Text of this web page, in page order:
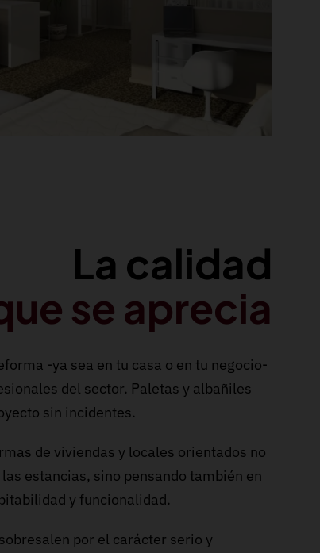
La calidad
se aprecia
-ya sea en tu casa o en tu negocio-
del sector. Paletas y albañiles
sin incidentes.
de viviendas y locales orientados no
estancias, sino pensando también en
y funcionalidad.
por el carácter serio y